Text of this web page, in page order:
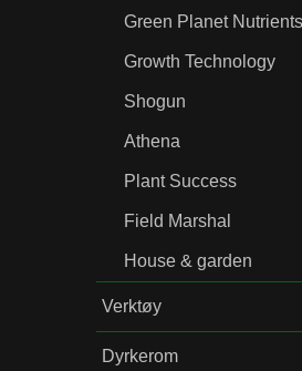
Green Planet Nutrients
Growth Technology
Shogun
Athena
Plant Success
Field Marshal
House & garden
Verktøy
Dyrkerom